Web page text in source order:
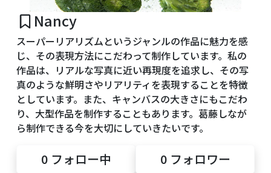
Nancy
スーパーリアリズムというジャンルの作品に魅力を感
じ、その表現方法にこだわって制作しています。私の
作品は、リアルな写真に近い再現度を追求し、その写
真のような鮮明さやリアリティを表現することを特徴
としています。また、キャンバスの大きさにもこだわ
り、大型作品を制作することもあります。葛藤しなが
ら制作できる今を大切にしていきたいです。
0フォロー中 0フォロワー